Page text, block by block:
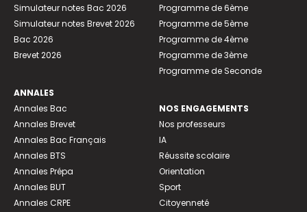
Simulateur notes Bac 2026
Simulateur notes Brevet 2026
Bac 2026
Brevet 2026
ANNALES
Annales Bac
Annales Brevet
Annales Bac Français
Annales BTS
Annales Prépa
Annales BUT
Annales CRPE
Programme de 6ème
Programme de 5ème
Programme de 4ème
Programme de 3ème
Programme de Seconde
NOS ENGAGEMENTS
Nos professeurs
IA
Réussite scolaire
Orientation
Sport
Citoyenneté